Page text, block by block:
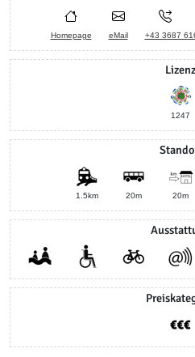
Homepage eMail +43 3687
Lizenz
1247
1.5km 20m 20m